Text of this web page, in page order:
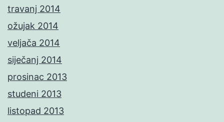
travanj 2014
ožujak 2014
veljača 2014
siječanj 2014
prosinac 2013
studeni 2013
listopad 2013